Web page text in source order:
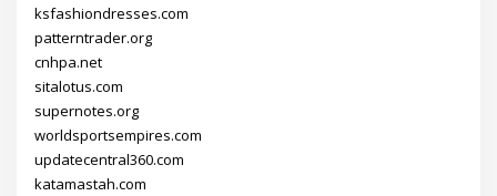
ksfashiondresses.com
patterntrader.org
cnhpa.net
sitalotus.com
supernotes.org
worldsportsempires.com
updatecentral360.com
katamastah.com